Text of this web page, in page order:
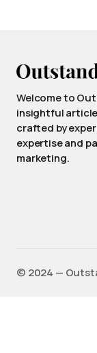
Welcome to
insightful
crafted by
expertise and
marketing.
©️ 2024 —